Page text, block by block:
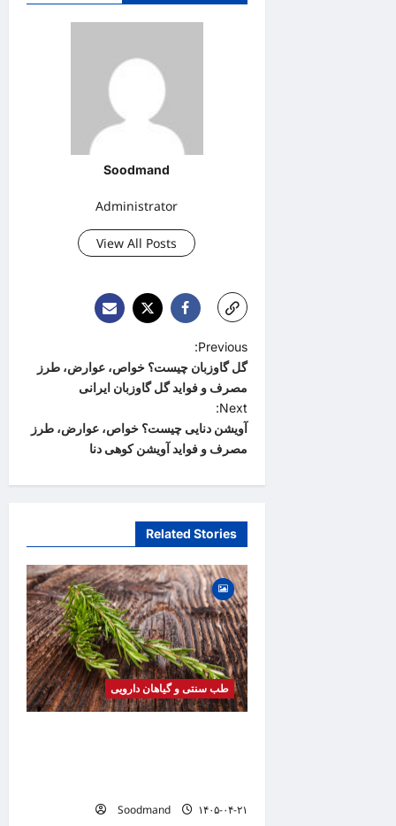
Soodmand
Administrator
View All Posts
P
o
s
t
n
a
i
g
a
t
i
o
n
Previous:
گل گاوزبان چیست؟ خواص، عوارض، طرز
مصرف و فواید گل گاوزبان ایرانی
Next:
آویشن دنایی چیست؟ خواص، عوارض، طرز
مصرف و فواید آویشن کوهی دنا
Related Stories
طب سنتی و گیاهان دارویی
Soodmand ۱۴۰۵-۰۴-۲۱